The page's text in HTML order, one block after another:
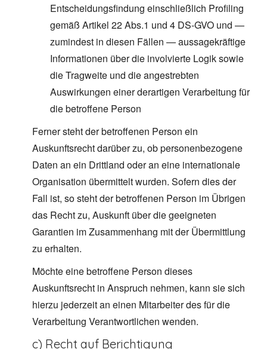
Entscheidungsfindung einschließlich Profiling
gemäß Artikel 22 Abs.1 und 4 DS-GVO und —
zumindest in diesen Fällen — aussagekräftige
Informationen über die involvierte Logik sowie
die Tragweite und die angestrebten
Auswirkungen einer derartigen Verarbeitung für
die betroffene Person
Ferner steht der betroffenen Person ein
Auskunftsrecht darüber zu, ob personenbezogene
Daten an ein Drittland oder an eine internationale
Organisation übermittelt wurden. Sofern dies der
Fall ist, so steht der betroffenen Person im Übrigen
das Recht zu, Auskunft über die geeigneten
Garantien im Zusammenhang mit der Übermittlung
zu erhalten.
Möchte eine betroffene Person dieses
Auskunftsrecht in Anspruch nehmen, kann sie sich
hierzu jederzeit an einen Mitarbeiter des für die
Verarbeitung Verantwortlichen wenden.
c) Recht auf Berichtigung